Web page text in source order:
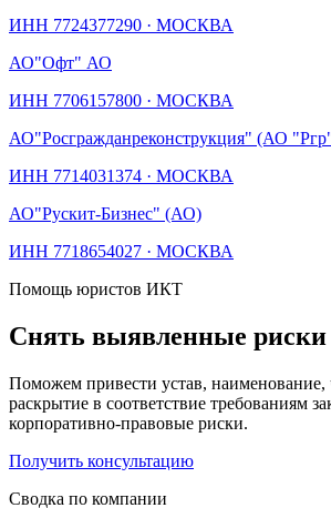
ИНН 7724377290 · МОСКВА
АО"Офт" АО
ИНН 7706157800 · МОСКВА
АО"Росгражданреконструкция" (АО
ИНН 7714031374 · МОСКВА
АО"Рускит-Бизнес" (АО)
ИНН 7718654027 · МОСКВА
Помощь юристов ИКТ
Снять выявленные риски
Поможем привести устав, наименование,
раскрытие в соответствие требованиям
корпоративно-правовые риски.
Получить консультацию
Сводка по компании